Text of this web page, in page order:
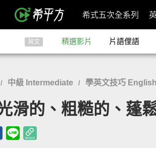
希式五次全系列
英文 精選影片 片語俚語
/ 中級 Intermediate / 學英文技巧
光滑的、粗糙的、